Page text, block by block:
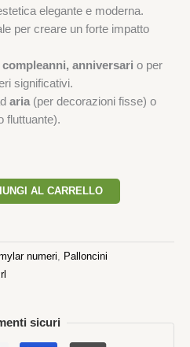
elegante e moderna.
per creare un forte impatto
compleanni, anniversari o per
significativi.
aria(per decorazioni fisse) o
fluttuante).
AL CARRELLO
numeri, Palloncini
sicuri